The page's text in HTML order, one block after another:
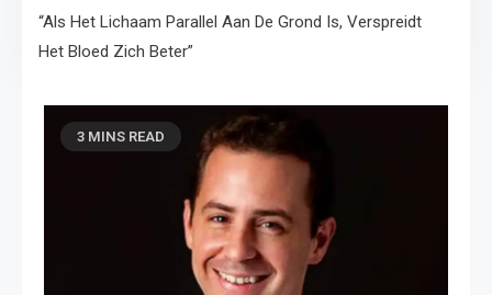
Fitness voor Uw
Voeten
“Als Het Lichaam Parallel Aan De Grond Is, Verspreidt
Het Bloed Zich Beter”
3 MINS READ